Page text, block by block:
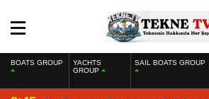
BOATS GROUP
YACHTS
GROUP
SAIL BOATS GROUP